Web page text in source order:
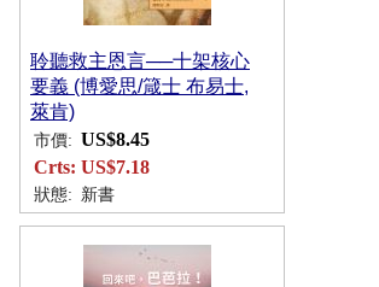
聆聽救主恩言──十架核心
要義 (博愛思/箴士 布易士,
萊肯)
市價: US$8.45
Crts: US$7.18
狀態: 新書